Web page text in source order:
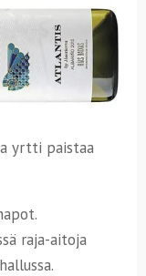
yrtti paistaa
raja-aitoja